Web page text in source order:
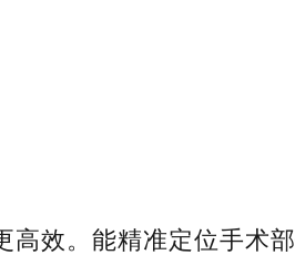
。能精准定位手术